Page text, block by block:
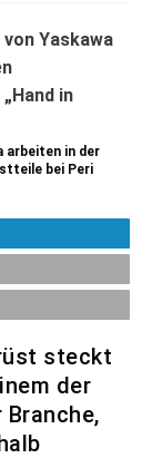
arbeiten in der
bei Peri
steckt
der